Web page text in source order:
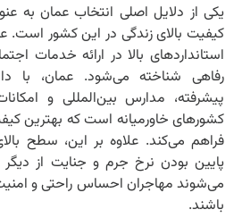
یکی از دلایل اصلی انتخاب عمان به
کیفیت بالای زندگی در این کشور است.
استانداردهای بالا در ارائه خدمات
رفاهی شناخته می‌شود. عمان، با
پیشرفته، مدارس بین‌المللی و
کشورهای خاورمیانه است که بهترین
فراهم می‌کند. علاوه بر این، سطح
پایین بودن نرخ جرم و جنایت از
می‌شوند مهاجران احساس راحتی و
باشند.